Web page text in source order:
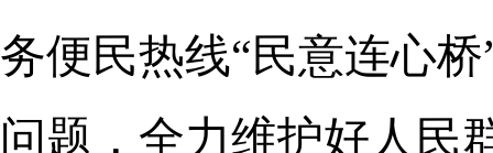
务便民热线“民意连心
问题，全力维护好人民